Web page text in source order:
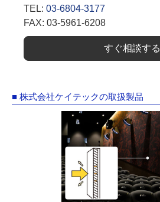
TEL: 03-6804-3177
FAX: 03-5961-6208
すぐ相談する
■ 株式会社ケイテックの取扱製品